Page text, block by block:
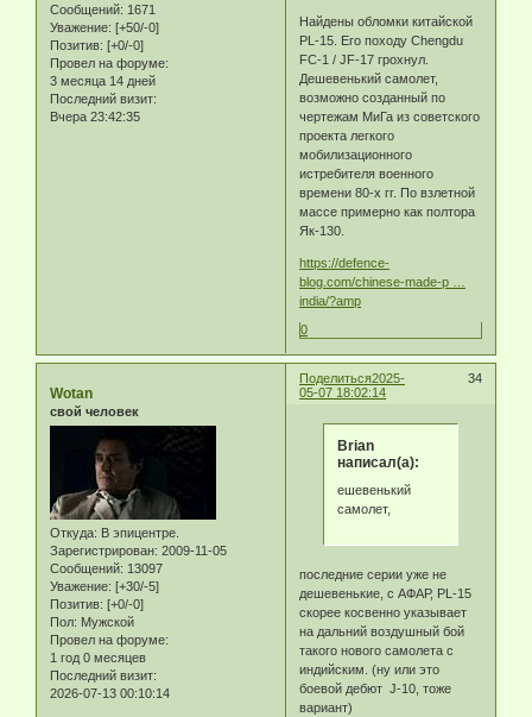
Сообщений: 1671
Уважение: [+50/-0]
Позитив: [+0/-0]
Провел на форуме:
3 месяца 14 дней
Последний визит:
Вчера 23:42:35
Найдены обломки китайской
PL-15. Его походу Chengdu
FC-1 / JF-17 грохнул.
Дешевенький самолет,
возможно созданный по
чертежам МиГа из советского
проекта легкого
мобилизационного
истребителя военного
времени 80-х гг. По взлетной
массе примерно как полтора
Як-130.
https://defence-
blog.com/chinese-made-p …
india/?amp
0
Поделиться 34
2025-
05-07 18:02:14
Wotan
свой человек
Откуда: В эпицентре.
Зарегистрирован: 2009-11-05
Сообщений: 13097
Уважение: [+30/-5]
Позитив: [+0/-0]
Пол: Мужской
Провел на форуме:
1 год 0 месяцев
Последний визит:
2026-07-13 00:10:14
Brian
написал(а):
ешевенький
самолет,
последние серии уже не
дешевенькие, с АФАР, PL-15
скорее косвенно указывает
на дальний воздушный бой
такого нового самолета с
индийским. (ну или это
боевой дебют J-10, тоже
вариант)